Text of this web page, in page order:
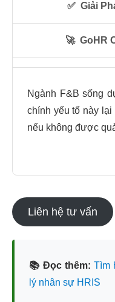
✅ Giải
🚀 GoHR
Ngành F&B sống
chính yếu tố này lại
nếu không được
Liên hệ tư vấn
📚 Đọc thêm: Tìm
lý nhân sự HRIS